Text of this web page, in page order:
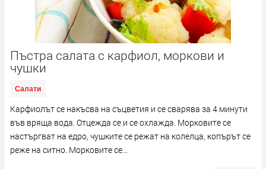
Пъстра салата с карфиол, моркови и
чушки
Салати
Карфиолът се накъсва на съцветия и се сварява за 4 минути
във вряща вода. Отцежда се и се охлажда. Морковите се
настъргват на едро, чушките се режат на колелца, копърът се
реже на ситно. Морковите се...